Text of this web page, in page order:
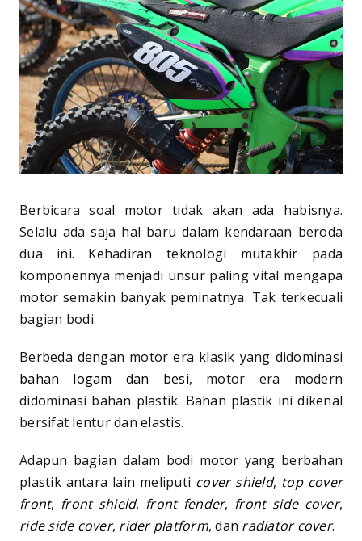
Berbicara soal motor tidak akan ada habisnya.
Selalu ada saja hal baru dalam kendaraan beroda
dua ini. Kehadiran teknologi mutakhir pada
komponennya menjadi unsur paling vital mengapa
motor semakin banyak peminatnya. Tak terkecuali
bagian bodi.
Berbeda dengan motor era klasik yang didominasi
bahan logam dan besi, motor era modern
didominasi bahan plastik. Bahan plastik ini dikenal
bersifat lentur dan elastis.
Adapun bagian dalam bodi motor yang berbahan
plastik antara lain meliputi cover shield, top cover
front, front shield, front fender, front side cover,
ride side cover, rider platform, dan radiator cover.